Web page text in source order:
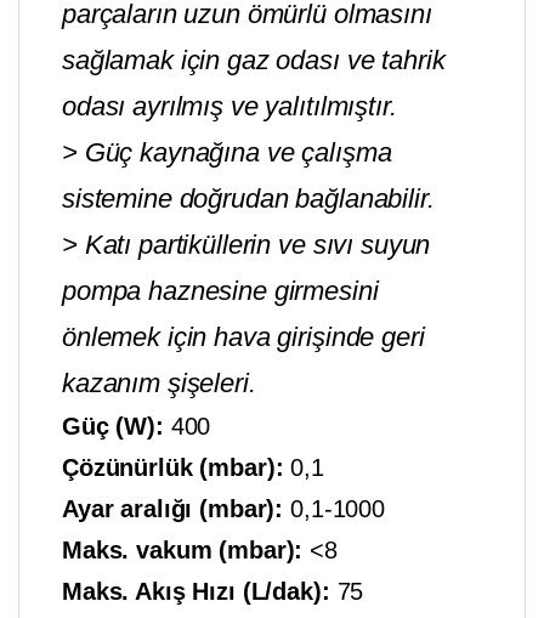
parçaların uzun ömürlü olmasını
sağlamak için gaz odası ve tahrik
odası ayrılmış ve yalıtılmıştır.
> Güç kaynağına ve çalışma
sistemine doğrudan bağlanabilir.
> Katı partiküllerin ve sıvı suyun
pompa haznesine girmesini
önlemek için hava girişinde geri
kazanım şişeleri.
Güç (W): 400
Çözünürlük (mbar): 0,1
Ayar aralığı (mbar): 0,1-1000
Maks. vakum (mbar): <8
Maks. Akış Hızı (L/dak): 75